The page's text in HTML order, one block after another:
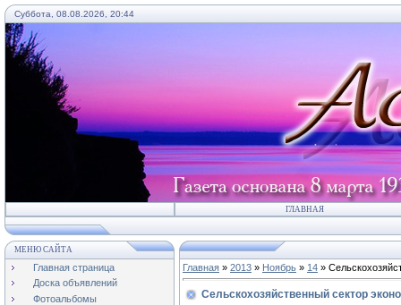
Суббота, 08.08.2026, 20:44
ГЛАВНАЯ
МЕНЮ САЙТА
Главная страница
Доска объявлений
Фотоальбомы
Главная » 2013 » Ноябрь » 14 »
Сельскохозяйственный сектор